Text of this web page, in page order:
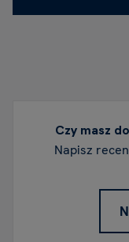
Czy masz
Napisz